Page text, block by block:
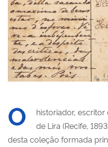
O
historiador,
de Lira (Recife,
desta coleção formada